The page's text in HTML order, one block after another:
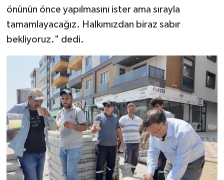
önünün önce yapılmasını ister ama sırayla
tamamlayacağız. Halkımızdan biraz sabır
bekliyoruz." dedi.